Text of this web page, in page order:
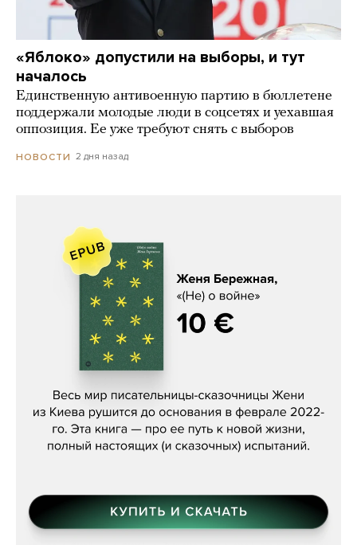
«Яблоко» допустили на выборы, и тут
началось
Единственную антивоенную партию в бюллетене
поддержали молодые люди в соцсетях и уехавшая
оппозиция. Ее уже требуют снять с выборов
НОВОСТИ 2 дня назад
Женя Бережная, «(Не) о войне»